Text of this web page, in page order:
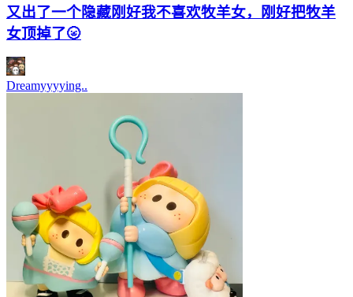
又出了一个隐藏刚好我不喜欢牧羊女，刚好把牧羊
女顶掉了🌝
Dreamyyyying..